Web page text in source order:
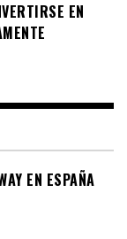
EN
EN ESPAÑA